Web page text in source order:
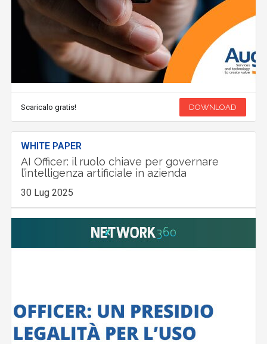
Scaricalo gratis! DOWNLOAD
WHITE PAPER
AI Officer: il ruolo chiave per governare
l’intelligenza artificiale in azienda
30 Lug 2025